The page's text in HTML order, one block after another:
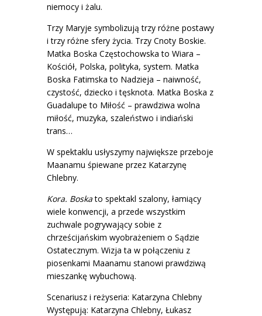
niemocy i żalu.
Trzy Maryje symbolizują trzy różne postawy
i trzy różne sfery życia. Trzy Cnoty Boskie.
Matka Boska Częstochowska to Wiara –
Kościół, Polska, polityka, system. Matka
Boska Fatimska to Nadzieja – naiwność,
czystość, dziecko i tęsknota. Matka Boska z
Guadalupe to Miłość – prawdziwa wolna
miłość, muzyka, szaleństwo i indiański
trans…
W spektaklu usłyszymy największe przeboje
Maanamu śpiewane przez Katarzynę
Chlebny.
Kora. Boskato spektakl szalony, łamiący
wiele konwencji, a przede wszystkim
zuchwale pogrywający sobie z
chrześcijańskim wyobrażeniem o Sądzie
Ostatecznym. Wizja ta w połączeniu z
piosenkami Maanamu stanowi prawdziwą
mieszankę wybuchową.
Scenariusz i reżyseria: Katarzyna Chlebny
Występują: Katarzyna Chlebny, Łukasz